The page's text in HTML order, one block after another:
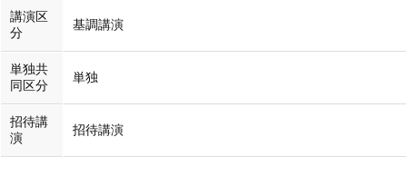
講演区
分
基調講演
単独共
同区分
単独
招待講
演
招待講演